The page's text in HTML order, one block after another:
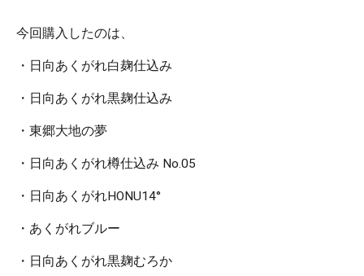
今回購入したのは、
・日向あくがれ白麹仕込み
・日向あくがれ黒麹仕込み
・東郷大地の夢
・日向あくがれ樽仕込み No.05
・日向あくがれHONU14°
・あくがれブルー
・日向あくがれ黒麹むろか